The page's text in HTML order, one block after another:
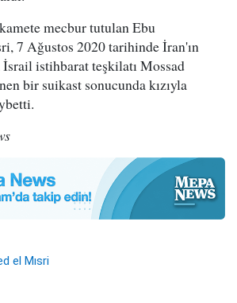
mecbur tutulan Ebu
7 Ağustos 2020 tarihinde İran'ın
istihbarat teşkilatı Mossad
bir suikast sonucunda kızıyla
el Mısri